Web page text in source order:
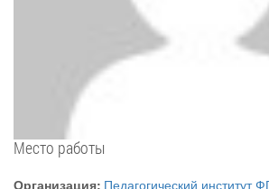
Место работы
Организация: Педагогический институт